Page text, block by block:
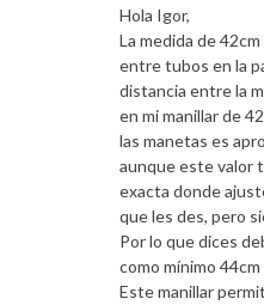
Hola Igor,
La medida de
entre tubos en la
distancia entre la
en mi manillar de
las manetas es
aunque este valor
exacta donde
que les des, pero
Por lo que dices
como mínimo
Este manillar